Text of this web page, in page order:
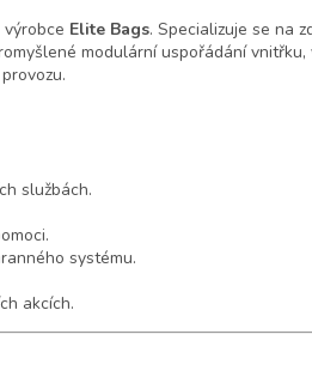
Elite Bags. Specializuje se na
modulární uspořádání
službách.
systému.
akcích.